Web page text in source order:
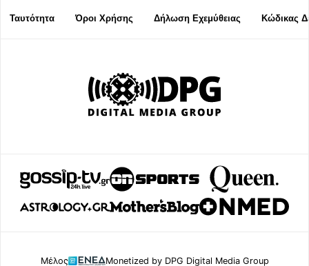
Ταυτότητα Όροι Χρήσης Δήλωση Εχεμύθειας Κώδικας
Μέλος Monetized by DPG Digital Media Group